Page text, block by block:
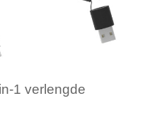
1 verlengde